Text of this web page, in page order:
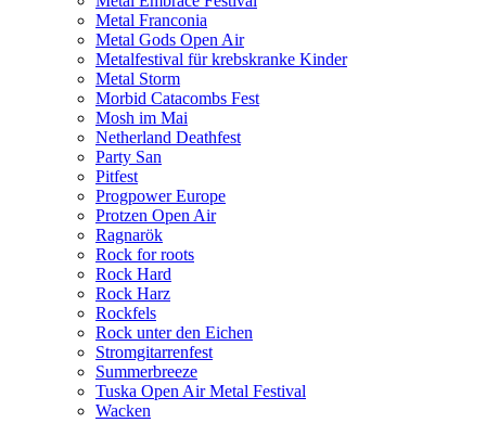
Metal Franconia
Metal Gods Open Air
Metalfestival für krebskranke Kinder
Metal Storm
Morbid Catacombs Fest
Mosh im Mai
Netherland Deathfest
Party San
Pitfest
Progpower Europe
Protzen Open Air
Ragnarök
Rock for roots
Rock Hard
Rock Harz
Rockfels
Rock unter den Eichen
Stromgitarrenfest
Summerbreeze
Tuska Open Air Metal Festival
Wacken